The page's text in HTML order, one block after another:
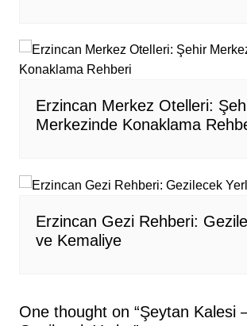
Erzincan Merkez Otelleri:
Merkezinde Konaklama
Erzincan Gezi Rehberi:
ve Kemaliye
One thought on “Şeytan Kalesi